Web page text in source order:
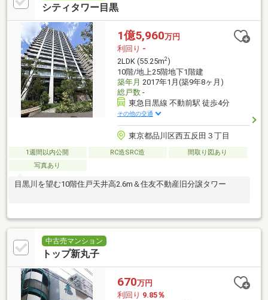
シティタワー目黒
1億5,960万円
利回り -
2LDK (55.25m2)
10階/地上25階地下1階建
築年月 2017年1月(築9年8ヶ月)
総戸数-
東急目黒線 不動前駅 徒歩4分
その他の交通
東京都品川区西五反田３丁目
1週間以内公開 RC造SRC造
間取り図あり
写真あり
目黒川を望む10階住戸天井高2.6m＆住友不動産旧分譲タワー
中古売マンション
トップ新丸子
670万円
利回り 9.85％